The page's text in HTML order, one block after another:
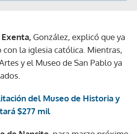
González, explicó que ya
con la iglesia católica. Mientras,
y el Museo de San Pablo ya
del Museo de Historia y
$277 mil